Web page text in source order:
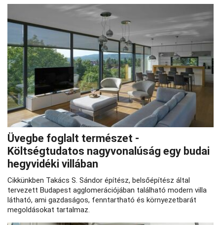
Üvegbe foglalt természet -
Költségtudatos nagyvonalúság egy budai
hegyvidéki villában
Cikkünkben Takács S. Sándor építész, belsőépítész által
tervezett Budapest agglomerációjában található modern villa
látható, ami gazdaságos, fenntartható és környezetbarát
megoldásokat tartalmaz.